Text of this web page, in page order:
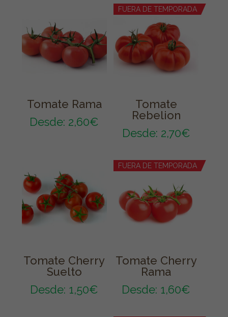
Tomate Rama
Desde: 2,60€
FUERA DE TEMPORADA
Tomate
Rebelion
Desde: 2,70€
Tomate Cherry
Suelto
Desde: 1,50€
FUERA DE TEMPORADA
Tomate Cherry
Rama
Desde: 1,60€